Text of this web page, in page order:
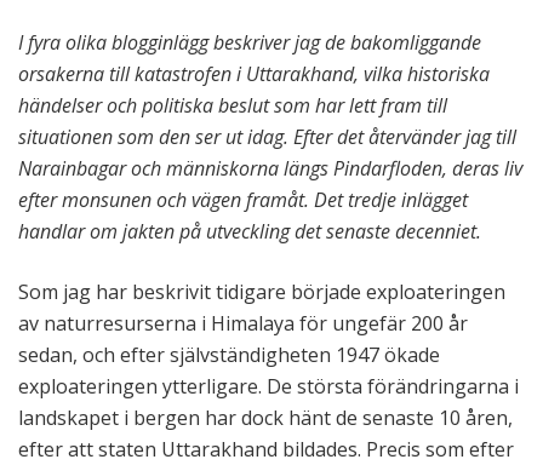
I fyra olika blogginlägg beskriver jag de bakomliggande
orsakerna till katastrofen i Uttarakhand, vilka historiska
händelser och politiska beslut som har lett fram till
situationen som den ser ut idag. Efter det återvänder jag till
Narainbagar och människorna längs Pindarfloden, deras liv
efter monsunen och vägen framåt. Det tredje inlägget
handlar om jakten på utveckling det senaste decenniet.
Som jag har beskrivit tidigare började exploateringen
av naturresurserna i Himalaya för ungefär 200 år
sedan, och efter självständigheten 1947 ökade
exploateringen ytterligare. De största förändringarna i
landskapet i bergen har dock hänt de senaste 10 åren,
efter att staten Uttarakhand bildades. Precis som efter